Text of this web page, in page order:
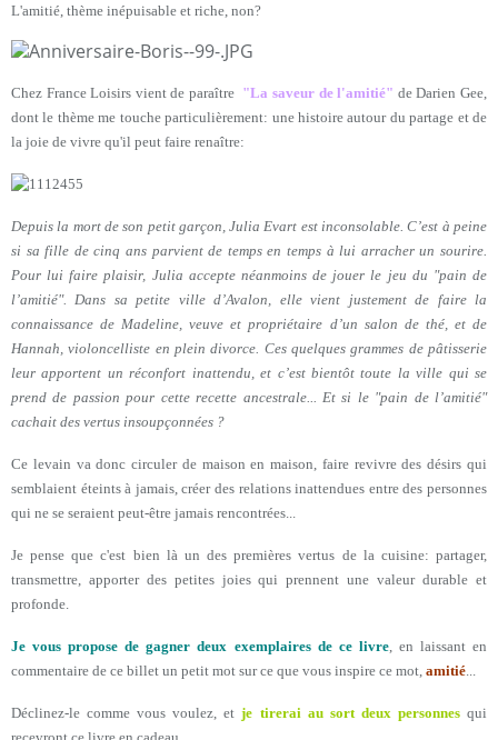
L'amitié, thème inépuisable et riche, non?
Chez France Loisirs vient de paraître "La saveur de l'amitié" de Darien Gee,
dont le thème me touche particulièrement: une histoire autour du partage et de
la joie de vivre qu'il peut faire renaître:
Depuis la mort de son petit garçon, Julia Evart est inconsolable. C’est à peine
si sa fille de cinq ans parvient de temps en temps à lui arracher un sourire.
Pour lui faire plaisir, Julia accepte néanmoins de jouer le jeu du "pain de
l’amitié". Dans sa petite ville d’Avalon, elle vient justement de faire la
connaissance de Madeline, veuve et propriétaire d’un salon de thé, et de
Hannah, violoncelliste en plein divorce. Ces quelques grammes de pâtisserie
leur apportent un réconfort inattendu, et c’est bientôt toute la ville qui se
prend de passion pour cette recette ancestrale... Et si le "pain de l’amitié"
cachait des vertus insoupçonnées ?
Ce levain va donc circuler de maison en maison, faire revivre des désirs qui
semblaient éteints à jamais, créer des relations inattendues entre des personnes
qui ne se seraient peut-être jamais rencontrées...
Je pense que c'est bien là un des premières vertus de la cuisine: partager,
transmettre, apporter des petites joies qui prennent une valeur durable et
profonde.
Je vous propose de gagner deux exemplaires de ce livre, en laissant en
commentaire de ce billet un petit mot sur ce que vous inspire ce mot, amitié
Déclinez-le comme vous voulez, etje tirerai au sort deux personnesqui